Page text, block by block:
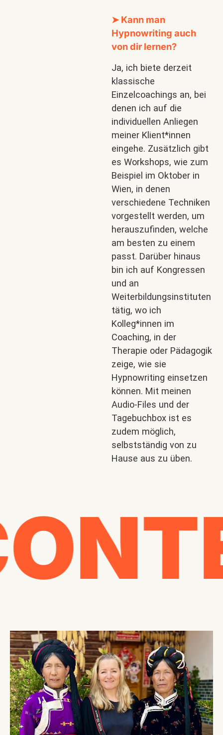
➤ Kann man
Hypnowriting auch
vondir lernen?
Ja, ich biete derzeit
klassische
Einzelcoachings an, bei
denen ich auf die
individuellen Anliegen
meiner Klient*innen
eingehe. Zusätzlich gibt
es Workshops, wie zum
Beispiel im Oktober in
Wien, in denen
verschiedene Techniken
vorgestellt werden, um
herauszufinden, welche
am besten zu einem
passt. Darüber hinaus
bin ich auf Kongressen
und an
Weiterbildungsinstituten
tätig, wo ich
Kolleg*innen im
Coaching, in der
Therapie oder Pädagogik
zeige, wie sie
Hypnowriting einsetzen
können. Mit meinen
Audio-Files und der
Tagebuchbox ist es
zudem möglich,
selbstständig von zu
Hause aus zu üben.